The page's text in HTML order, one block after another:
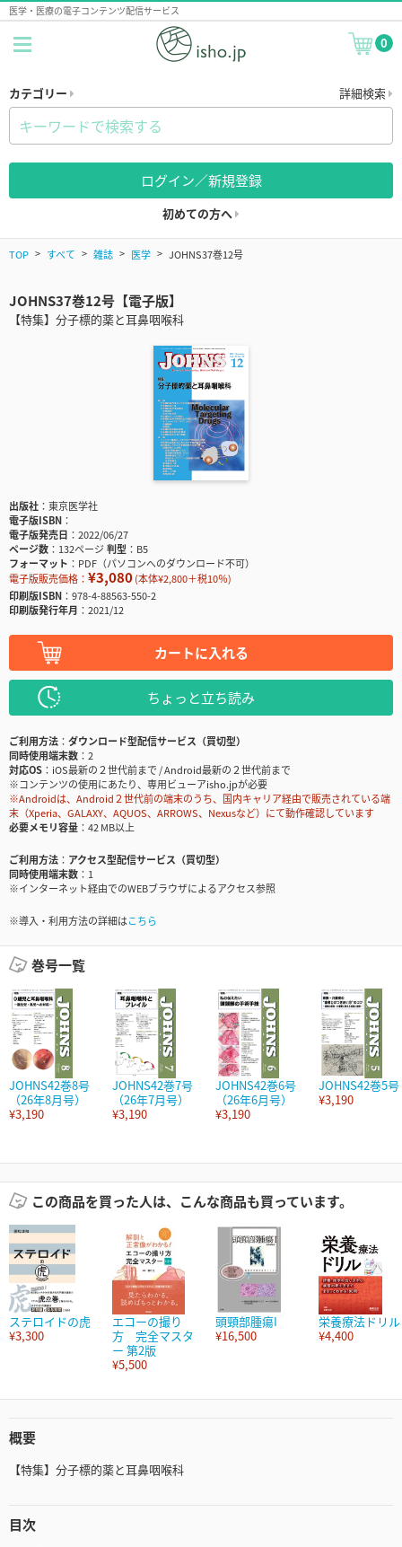
医学・医療の電子コンテンツ配信サービス
0
カテゴリー 詳細検索
ログイン／新規登録
初めての方へ
TOP すべて 雑誌 医学 JOHNS37巻12号
JOHNS37巻12号【電子版】
【特集】分子標的薬と耳鼻咽喉科
出版社
東京医学社
電子版ISBN
電子版発売日
2022/06/27
ページ数
132ページ判型
B5
フォーマット
PDF（パソコンへのダウンロード不可）
電子版販売価格： ¥3,080(本体¥2,800＋税10％)
印刷版ISBN
978-4-88563-550-2
印刷版発行年月
2021/12
カートに入れる
ちょっと立ち読み
ご利用方法
ダウンロード型配信サービス（買切型）
同時使用端末数
2
対応OS
iOS最新の２世代前まで / Android最新の２世代前まで
※コンテンツの使用にあたり、専用ビューアisho.jpが必要
※Androidは、Android２世代前の端末のうち、国内キャリア経由で販売されている端
末（Xperia、GALAXY、AQUOS、ARROWS、Nexusなど）にて動作確認しています
必要メモリ容量
42 MB以上
ご利用方法
アクセス型配信サービス（買切型）
同時使用端末数
1
※インターネット経由でのWEBブラウザによるアクセス参照
※導入・利用方法の詳細はこちら
巻号一覧
JOHNS42巻8号
（26年8月号）
¥3,190
JOHNS42巻7号
（26年7月号）
¥3,190
JOHNS42巻6号
（26年6月号）
¥3,190
JOHNS42巻5号
¥3,190
この商品を買った人は、こんな商品も買っています。
ステロイドの虎
¥3,300
エコーの撮り
方 完全マスタ
ー 第2版
¥5,500
頭頸部腫瘍I
¥16,500
栄養療法ドリル
¥4,400
概要
【特集】分子標的薬と耳鼻咽喉科
目次